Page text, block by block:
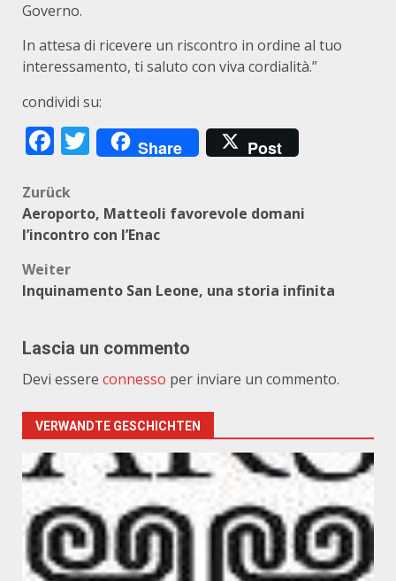
Governo.
In attesa di ricevere un riscontro in ordine al tuo
interessamento, ti saluto con viva cordialità.”
condividi su:
Facebook
Twitter
Share Post
Beitragsnavigation
Zurück
Aeroporto, Matteoli favorevole domani
l’incontro con l’Enac
Weiter
Inquinamento San Leone, una storia infinita
Lascia un commento
Devi essere connesso per inviare un commento.
VERWANDTE GESCHICHTEN